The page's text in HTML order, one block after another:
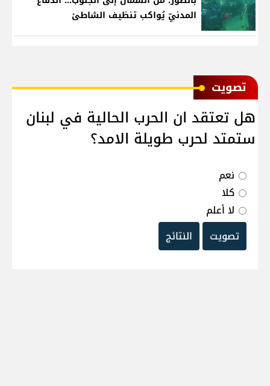
المدنيّ يُواكب تنظيف الشاطئ
ﺗﺼﻮﻳﺖ
هل تعتقد ان الحرب الحالية في لبنان
ستمتد لحرب طويلة الامد؟
نعم
كلا
لا أعلم
تصويت
النتائج